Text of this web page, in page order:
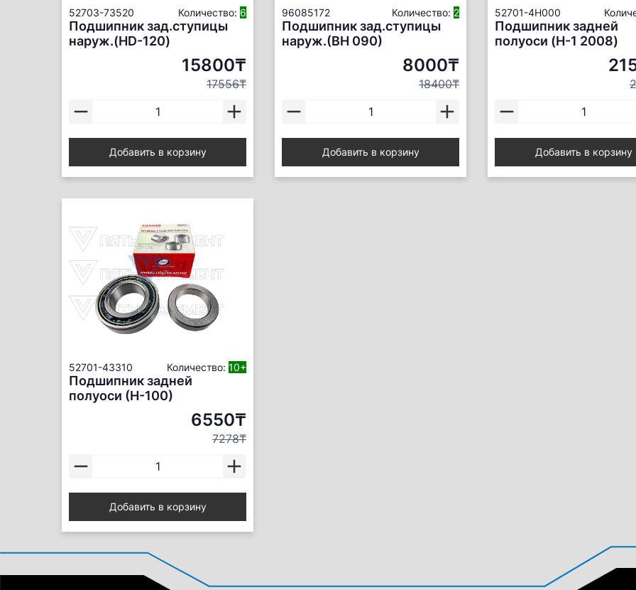
52703-73520 Количество: 6
Подшипник зад.ступицы
наруж.(HD-120)
15800₸
17556₸
Добавить в корзину
96085172 Количество: 2
Подшипник зад.ступицы
наруж.(ВН 090)
8000₸
18400₸
Добавить в корзину
52701-4H000
Подшипник задней
полуоси (H-1 2008)
Добавить в корзину
52701-43310 Количество: 10+
Подшипник задней
полуоси (Н-100)
6550₸
7278₸
Добавить в корзину